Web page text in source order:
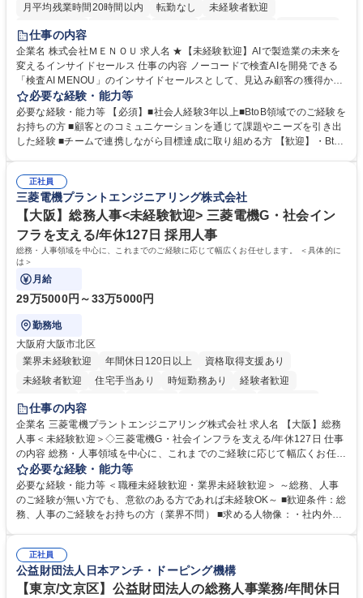
月平均残業時間20時間以内 転勤なし
未経験者歓迎
時短勤務あり
駅近5分以内
土日祝休み 服装自由
仕事の内容
企業名 株式会社ＭＥＮＯＵ 求人名 ★【未経験歓迎】AIで製造業の未来を
変えるインサイドセールス 仕事の内容 ノーコードで検査AIを開発できる
「検査AI MENOU」のインサイドセールスとして、見込み顧客の獲得から
商談機会の創出までを担っていただきます。マーケティングとフィールド
セールスをつなぐ役割として、 適切なタイミングで顧客とコミュニケーシ
ョンを取りながら、受注につながる商談機会の最大化を目指します。 【具
体的な仕事内容】 リードへの電話・メールによるアプローチ/リードナー
実行/フィールドセールスへの案件連携 募集職種 ★【未経験歓迎】AIで製
造業の未来を変えるインサイドセールス
必要な経験・能力等
必要な経験・能力等 【必須】■社会人経験3年以上■BtoB領域でのご経験を
お持ちの方 ■顧客とのコミュニケーションを通じて課題やニーズを引き出
した経験 ■チームで連携しながら目標達成に取り組める方 【歓迎】・BtoB
企画・実行経験 ・CRM・リードナーチャリングに関する知見 ・データを
もとに営業プロセスを改善した経験 学歴・資格 学歴：大学院 大学 高専 短
大 専修学校 高校 語学力： 資格：
正社員
三菱電機プラントエンジニアリング株式会社
【大阪】総務人事<未経験歓迎> 三菱電機G・社会イン
フラを支える/年休127日 採用人事
総務・人事領域を中心に、これまでのご経験に応じて幅広くお任せします。 ＜具体的に
は＞
月給
29万5000円～33万5000円
勤務地
大阪府大阪市北区
業界未経験歓迎
年間休日120日以上
資格取得支援あり
未経験者歓迎
住宅手当あり 時短勤務あり
経験者歓迎
退職金あり
駅近5分以内
土日祝休み 服装自由 寮・社宅あり 食事補助あり
仕事の内容
企業名 三菱電機プラントエンジニアリング株式会社 求人名 【大阪】総務
人事＜未経験歓迎＞◇三菱電機G・社会インフラを支える/年休127日 仕事
の内容 総務・人事領域を中心に、これまでのご経験に応じて幅広くお任せ
します。 ＜具体的には＞ ・総務/人事労務（給与・社保・勤怠管理など）
・採用・教育研修 ・福利厚生運用 など ※基本的には事務所勤務ですが、
採用や教育等の業務内容により、関西圏以外への日帰り・宿泊を伴う国内
出張もございます。 ※担当業務を持ちつつ、お互いに助け合いながら、総
必要な経験・能力等
必要な経験・能力等 ＜職種未経験歓迎・業界未経験歓迎＞ ～総務、人事
のご経験が無い方でも、意欲のある方であれば未経験OK～ ■歓迎条件：総
務、人事のご経験をお持ちの方（業界不問） ■求める人物像：・社内外の
正社員
公益財団法人日本アンチ・ドーピング機構
【東京/文京区】公益財団法人の総務人事業務/年間休日